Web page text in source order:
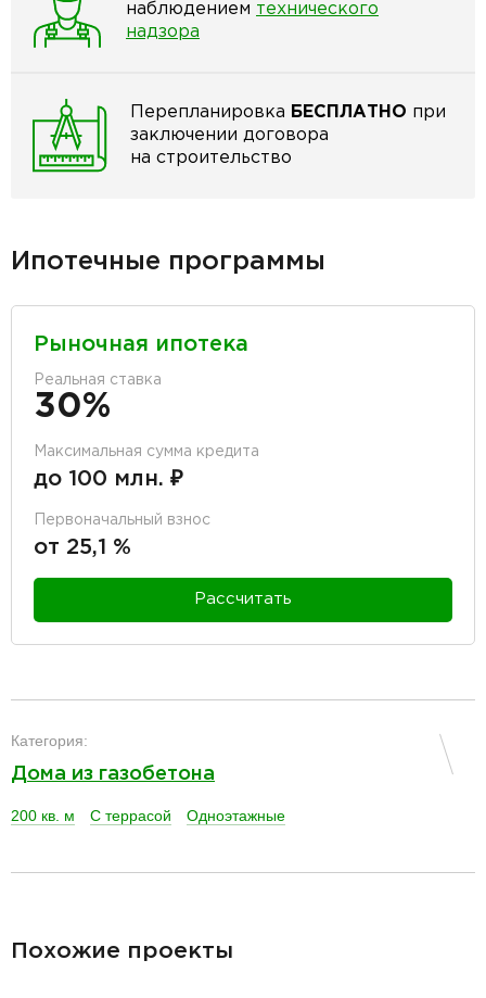
наблюдением технического
надзора
Перепланировка БЕСПЛАТНО при
заключении договора
на строительство
Ипотечные программы
Рыночная ипотека
Реальная ставка
30%
Максимальная сумма кредита
до 100 млн. ₽
Первоначальный взнос
от 25,1 %
Рассчитать
Категория:
Дома из газобетона
200 кв. м С террасой Одноэтажные
Похожие проекты